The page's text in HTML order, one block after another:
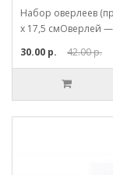
Набор оверлеев
х 17,5 смОверлей —
30.00 р.
42.00 р.